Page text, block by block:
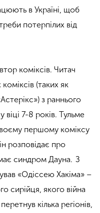
в Україні, щоб
потерпілих від
коміксів. Читач
(таких як
з раннього
7-8 років. Тульме
першому коміксу
розповідає про
синдром Дауна. З
«Одіссею Хакіма» –
сирійця, якого війна
кілька регіонів,